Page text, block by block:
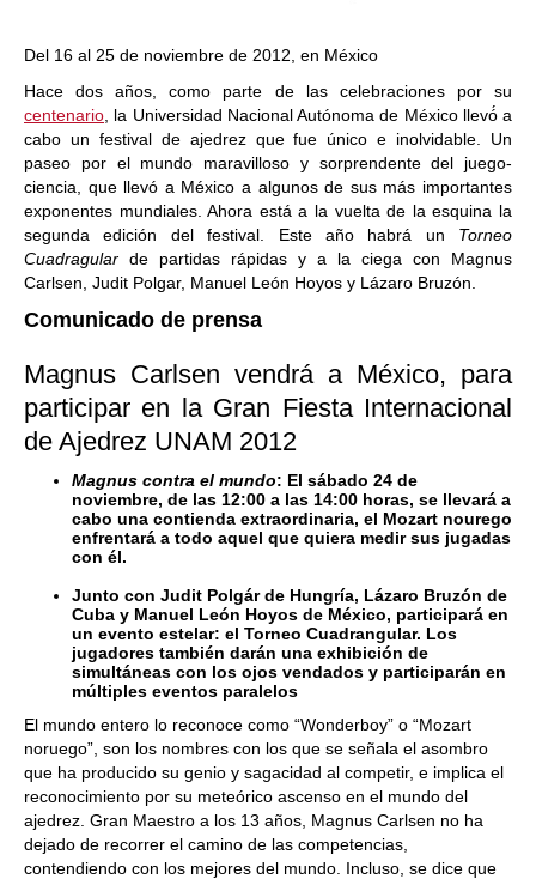
Del 16 al 25 de noviembre de 2012, en México
Hace dos años, como parte de las celebraciones por su
centenario , la Universidad Nacional Autónoma de México llevó́ a
cabo un festival de ajedrez que fue único e inolvidable. Un
paseo por el mundo maravilloso y sorprendente del juego-
ciencia, que llevó a México a algunos de sus más importantes
exponentes mundiales. Ahora está a la vuelta de la esquina la
segunda edición del festival. Este año habrá un Torneo
Cuadragular de partidas rápidas y a la ciega con Magnus
Carlsen, Judit Polgar, Manuel León Hoyos y Lázaro Bruzón.
Comunicado de prensa
Magnus Carlsen vendrá a México, para
participar en la Gran Fiesta Internacional
de Ajedrez UNAM 2012
Magnus contra el mundo: El sábado 24 de
noviembre, de las 12:00 a las 14:00 horas, se llevará a
cabo una contienda extraordinaria, el Mozart nourego
enfrentará a todo aquel que quiera medir sus jugadas
con él.
Junto con Judit Polgár de Hungría, Lázaro Bruzón de
Cuba y Manuel León Hoyos de México, participará en
un evento estelar: el Torneo Cuadrangular. Los
jugadores también darán una exhibición de
simultáneas con los ojos vendados y participarán en
múltiples eventos paralelos
El mundo entero lo reconoce como “Wonderboy” o “Mozart
noruego”, son los nombres con los que se señala el asombro
que ha producido su genio y sagacidad al competir, e implica el
reconocimiento por su meteórico ascenso en el mundo del
ajedrez. Gran Maestro a los 13 años, Magnus Carlsen no ha
dejado de recorrer el camino de las competencias,
contendiendo con los mejores del mundo. Incluso, se dice que